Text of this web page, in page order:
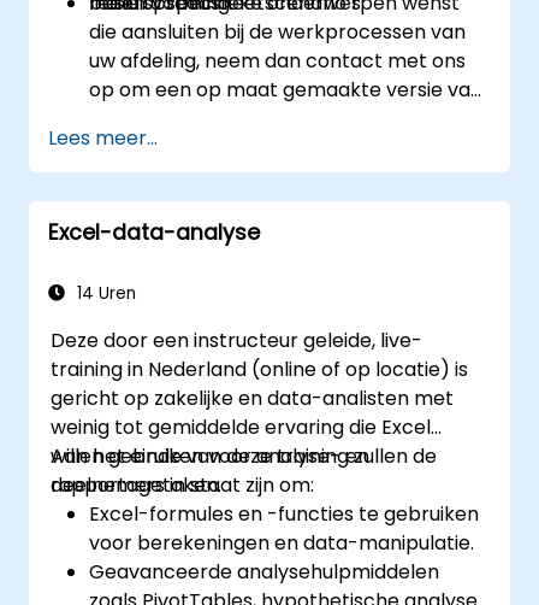
die aansluiten bij de werkprocessen van
uw afdeling, neem dan contact met ons
op om een op maat gemaakte versie van
Lees meer...
Excel-data-analyse
14 Uren
Deze door een instructeur geleide, live-
training in Nederland (online of op locatie) is
gericht op zakelijke en data-analisten met
weinig tot gemiddelde ervaring die Excel
willen gebruiken voor analyse- en
rapportagetaken.
Aan het einde van deze training zullen de
deelnemers in staat zijn om:
Excel-formules en -functies te gebruiken
voor berekeningen en data-manipulatie.
Geavanceerde analysehulpmiddelen